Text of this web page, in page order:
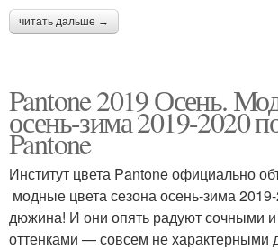
читать дальше →
Pantone 2019 Осень.
осень-зима 2019-2020
Pantone
Институт цвета Pantone официально
модные цвета сезона осень-зима
дюжина! И они опять радуют сочными
оттенками — совсем не характерными